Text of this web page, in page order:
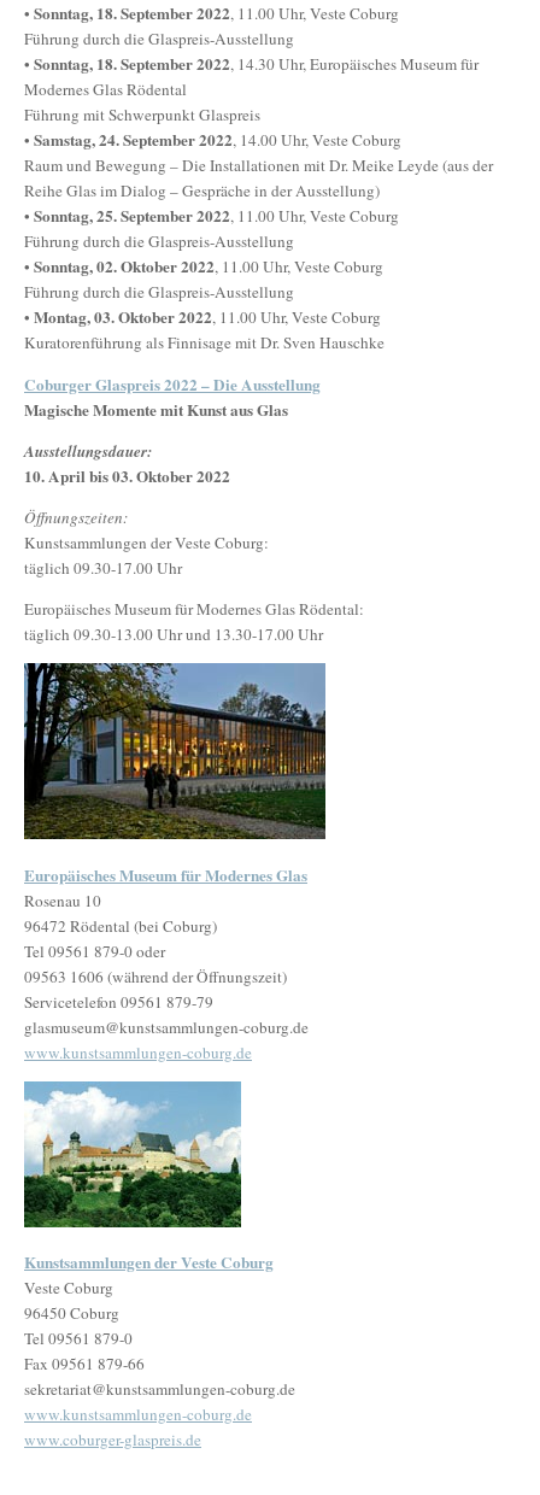
• Sonntag, 18. September 2022, 11.00 Uhr, Veste Coburg
Führung durch die Glaspreis-Ausstellung
• Sonntag, 18. September 2022, 14.30 Uhr, Europäisches Museum für
Modernes Glas Rödental
Führung mit Schwerpunkt Glaspreis
• Samstag, 24. September 2022, 14.00 Uhr, Veste Coburg
Raum und Bewegung – Die Installationen mit Dr. Meike Leyde (aus der
Reihe Glas im Dialog – Gespräche in der Ausstellung)
• Sonntag, 25. September 2022, 11.00 Uhr, Veste Coburg
Führung durch die Glaspreis-Ausstellung
• Sonntag, 02. Oktober 2022, 11.00 Uhr, Veste Coburg
Führung durch die Glaspreis-Ausstellung
• Montag, 03. Oktober 2022, 11.00 Uhr, Veste Coburg
Kuratorenführung als Finnisage mit Dr. Sven Hauschke
Coburger Glaspreis 2022 – Die Ausstellung
Magische Momente mit Kunst aus Glas
Ausstellungsdauer:
10. April bis 03. Oktober 2022
Öffnungszeiten:
Kunstsammlungen der Veste Coburg:
täglich 09.30-17.00 Uhr
Europäisches Museum für Modernes Glas Rödental:
täglich 09.30-13.00 Uhr und 13.30-17.00 Uhr
Europäisches Museum für Modernes Glas
Rosenau 10
96472 Rödental (bei Coburg)
Tel 09561 879-0 oder
09563 1606 (während der Öffnungszeit)
Servicetelefon 09561 879-79
glasmuseum@kunstsammlungen-coburg.de
www.kunstsammlungen-coburg.de
Kunstsammlungen der Veste Coburg
Veste Coburg
96450 Coburg
Tel 09561 879-0
Fax 09561 879-66
sekretariat@kunstsammlungen-coburg.de
www.kunstsammlungen-coburg.de
www.coburger-glaspreis.de